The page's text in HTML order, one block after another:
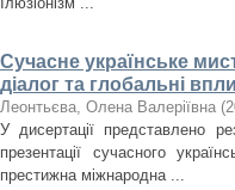
Сучасне українське
діалог та глобальні
Леонтьєва, Олена Валеріївна (
У дисертації представлено
презентації сучасного
престижна міжнародна ...